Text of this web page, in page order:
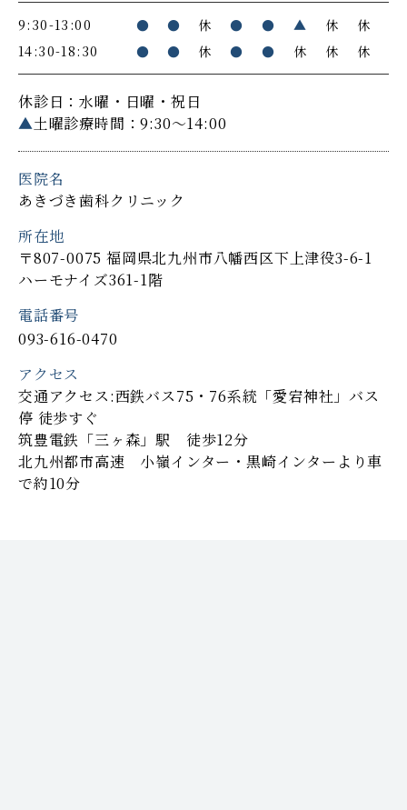
9:30-13:00 ● ● 休 ● ● ▲ 休
休
14:30-18:30
● ● 休 ● ● 休 休 休
休診日：水曜・日曜・祝日
▲土曜診療時間：9:30～14:00
医院名
あきづき歯科クリニック
所在地
〒807-0075 福岡県北九州市八幡西区下上津役3-6-1
ハーモナイズ361-1階
電話番号
093-616-0470
アクセス
交通アクセス:西鉄バス75・76系統「愛宕神社」バス
停 徒歩すぐ
筑豊電鉄「三ヶ森」駅 徒歩12分
北九州都市高速 小嶺インター・黒崎インターより車
で約10分